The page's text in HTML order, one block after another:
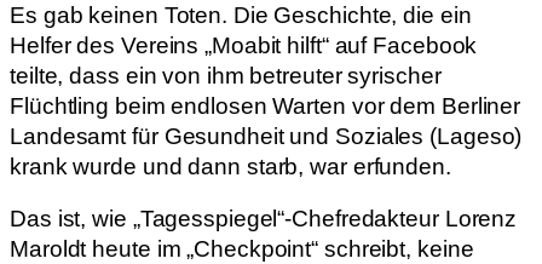
Inhalt entsperren
Es gab keinen Toten. Die Geschichte, die ein
Helfer des Vereins „Moabit hilft“ auf Facebook
teilte, dass ein von ihm betreuter syrischer
Flüchtling beim endlosen Warten vor dem Berliner
Landesamt für Gesundheit und Soziales (Lageso)
krank wurde und dann starb, war erfunden.
Das ist, wie „Tagesspiegel“-Chefredakteur Lorenz
Maroldt heute im „Checkpoint“ schreibt, keine